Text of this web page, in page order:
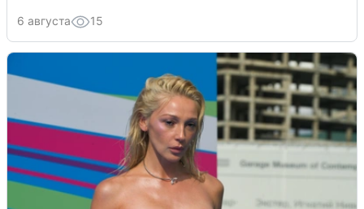
6 августа 15